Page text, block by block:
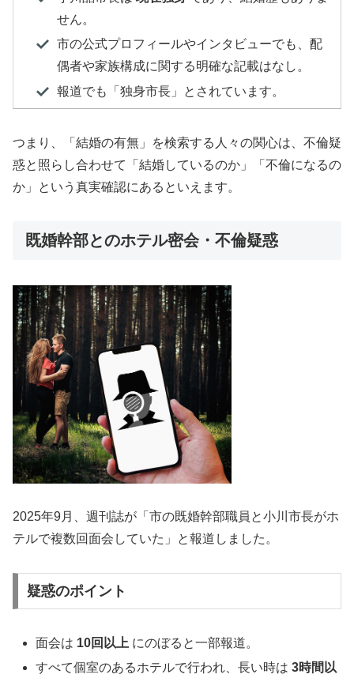
せん。
市の公式プロフィールやインタビューでも、配
偶者や家族構成に関する明確な記載はなし。
報道でも「独身市長」とされています。
つまり、「結婚の有無」を検索する人々の関心は、不倫疑
惑と照らし合わせて「結婚しているのか」「不倫になるの
か」という真実確認にあるといえます。
既婚幹部とのホテル密会・不倫疑惑
2025年9月、週刊誌が「市の既婚幹部職員と小川市長がホ
テルで複数回面会していた」と報道しました。
疑惑のポイント
面会は 10回以上 にのぼると一部報道。
すべて個室のあるホテルで行われ、長い時は3時間以